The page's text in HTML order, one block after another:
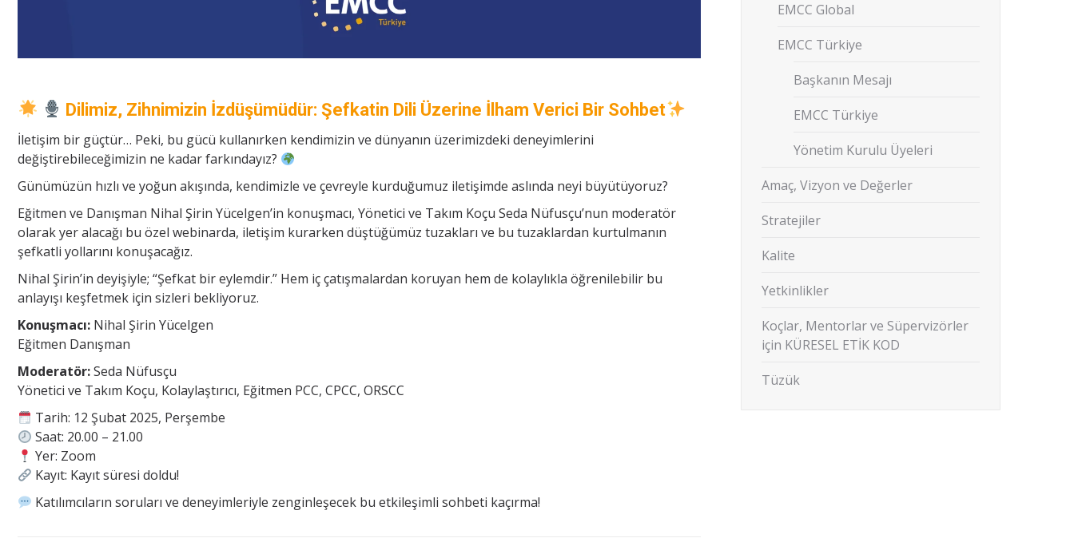
Dilimiz, Zihnimizin İzdüşümüdür: Şefkatin Dili Üzerine İlham Verici Bir Sohbet
İletişim bir güçtür… Peki, bu gücü kullanırken kendimizin ve dünyanın üzerimizdeki deneyimlerini
değiştirebileceğimizin ne kadar farkındayız?
Günümüzün hızlı ve yoğun akışında, kendimizle ve çevreyle kurduğumuz iletişimde aslında neyi büyütüyoruz?
Eğitmen ve Danışman Nihal Şirin Yücelgen’in konuşmacı, Yönetici ve Takım Koçu Seda Nüfusçu’nun moderatör
olarak yer alacağı bu özel webinarda, iletişim kurarken düştüğümüz tuzakları ve bu tuzaklardan kurtulmanın
şefkatli yollarını konuşacağız.
Nihal Şirin’in deyişiyle; “Şefkat bir eylemdir.” Hem iç çatışmalardan koruyan hem de kolaylıkla öğrenilebilir bu
anlayışı keşfetmek için sizleri bekliyoruz.
Konuşmacı: Nihal Şirin Yücelgen
Eğitmen Danışman
Moderatör:Seda Nüfusçu
Yönetici ve Takım Koçu, Kolaylaştırıcı, Eğitmen PCC, CPCC, ORSCC
Tarih: 12 Şubat 2025, Perşembe
Saat: 20.00 – 21.00
Yer: Zoom
Kayıt: Kayıt süresi doldu!
Katılımcıların soruları ve deneyimleriyle zenginleşecek bu etkileşimli sohbeti kaçırma!
EMCC Global
EMCC Türkiye
Başkanın Mesajı
EMCC Türkiye
Yönetim Kurulu Üyeleri
Amaç, Vizyon ve Değerler
Stratejiler
Kalite
Yetkinlikler
Koçlar, Mentorlar ve Süpervizörler
için KÜRESEL ETİK KOD
Tüzük